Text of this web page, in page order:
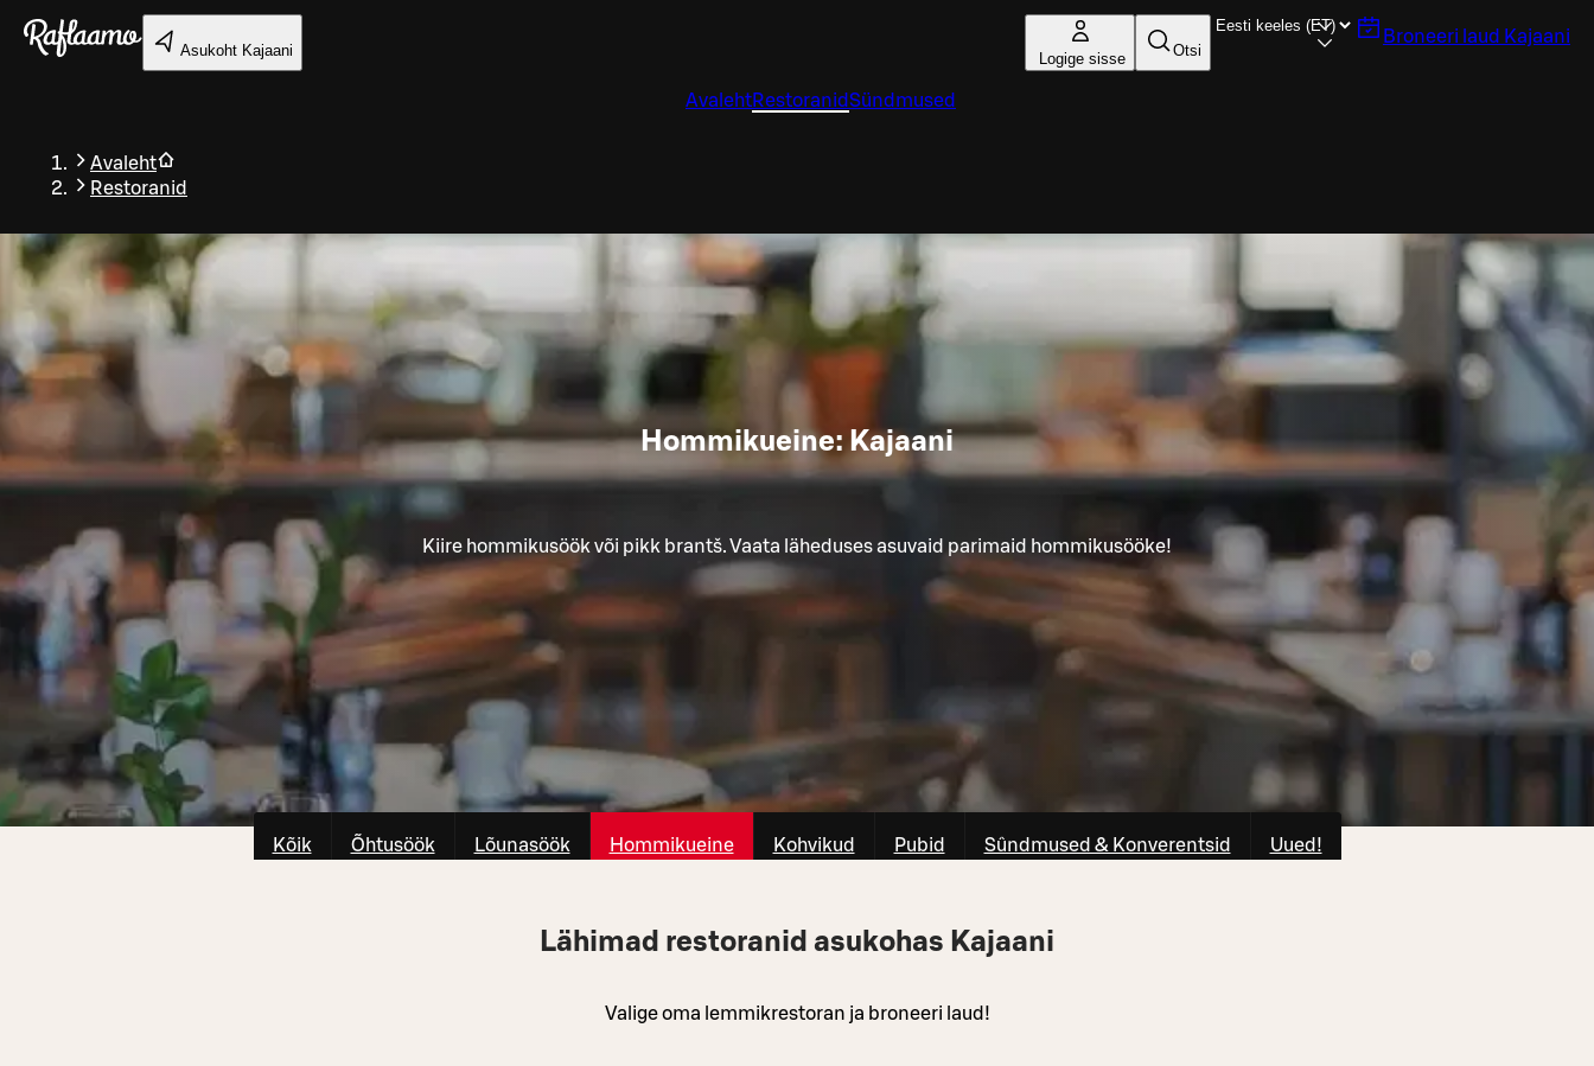
Liigu peamise sisu juurde
Asukoht Kajaani Logige sisse Otsi
Broneeri laud Kajaani
AvalehtRestoranidSündmused
Avaleht
Restoranid
Hommikueine: Kajaani
Kiire hommikusöök või pikk brantš. Vaata läheduses asuvaid parimaid hommikusööke!
Kõik Õhtusöök Lõunasöök Hommikueine Kohvikud Pubid Sûndmused & Konverentsid Uued!
Lähimad restoranid asukohas Kajaani
Valige oma lemmikrestoran ja broneeri laud!